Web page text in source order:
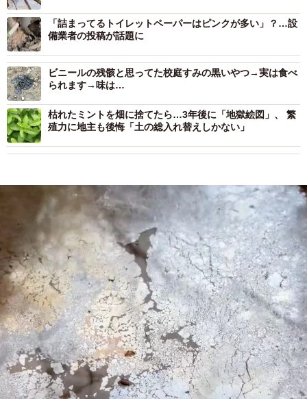
「詰まってるトイレットペーパーはピンクが多い」？…設
備業者の投稿が話題に
ビニールの残骸と思ってた校庭すみの黒いやつ→実は食べ
られます→味は…
枯れたミントを畑に捨てたら…3年後に「地獄絵図」、 繁
殖力に地主も後悔「土の総入れ替えしかない」